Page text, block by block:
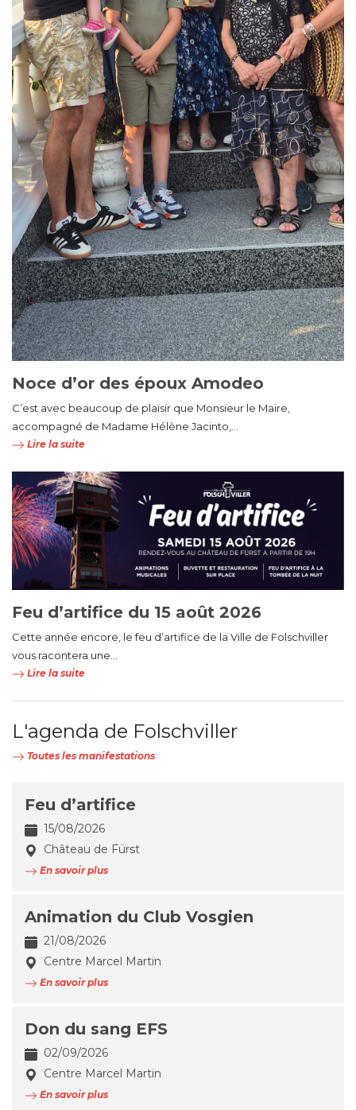
Noce d’or des époux Amodeo
C’est avec beaucoup de plaisir que Monsieur le Maire,
accompagné de Madame Hélène Jacinto,...
Lire la suite
Feu d’artifice du 15 août 2026
Cette année encore, le feu d’artifice de la Ville de Folschviller
vous racontera une...
Lire la suite
L'agenda de Folschviller
Toutes les manifestations
Feu d’artifice
15/08/2026
Château de Fürst
En savoir plus
Animation du Club Vosgien
21/08/2026
Centre Marcel Martin
En savoir plus
Don du sang EFS
02/09/2026
Centre Marcel Martin
En savoir plus